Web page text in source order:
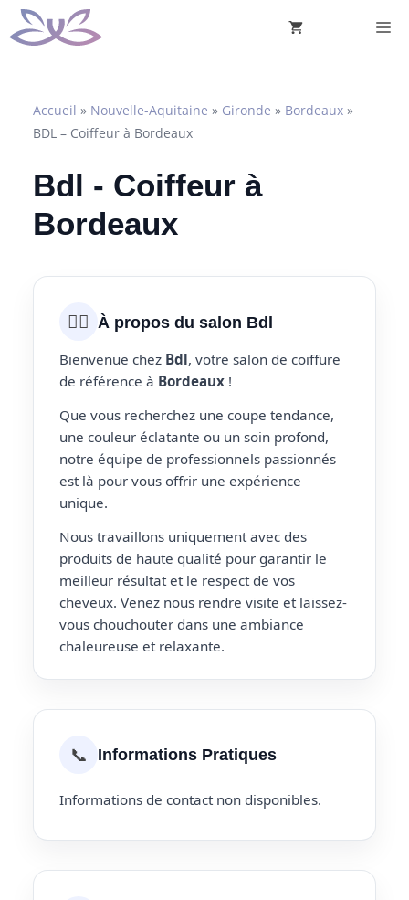
Aller
au
Accueil » Nouvelle-Aquitaine » Gironde » Bordeaux »
BDL – Coiffeur à Bordeaux
Bdl - Coiffeur à
Bordeaux
💇‍♀️ À propos du salon Bdl
Bienvenue chez Bdl, votre salon de coiffure
de référence à Bordeaux !
Que vous recherchez une coupe tendance,
une couleur éclatante ou un soin profond,
notre équipe de professionnels passionnés
est là pour vous offrir une expérience
unique.
Nous travaillons uniquement avec des
produits de haute qualité pour garantir le
meilleur résultat et le respect de vos
cheveux. Venez nous rendre visite et laissez-
vous chouchouter dans une ambiance
chaleureuse et relaxante.
📞 Informations Pratiques
Informations de contact non disponibles.